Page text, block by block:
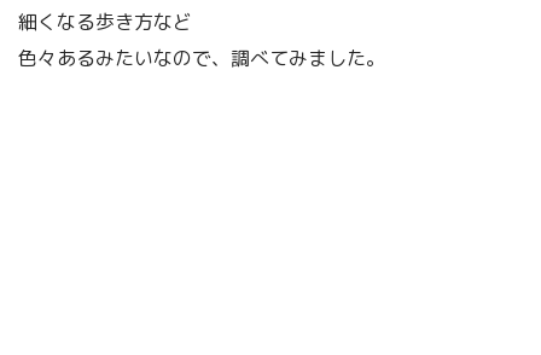
細くなる歩き方など
色々あるみたいなので、調べてみました。